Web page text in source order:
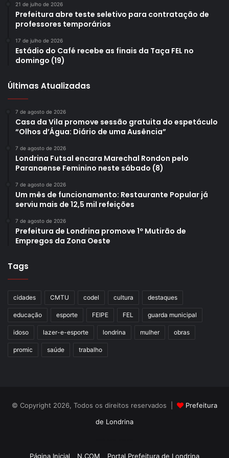
21 de julho de 2026
Prefeitura abre teste seletivo para contratação de
professores temporários
17 de julho de 2026
Estádio do Café recebe as finais da Taça FEL no
domingo (19)
Últimas Atualizadas
7 de agosto de 2026
Casa da Vila promove sessão gratuita do espetáculo
“Olhos d’Água: Diário de uma Ausência”
7 de agosto de 2026
Londrina Futsal encara Marechal Rondon pelo
Paranaense Feminino neste sábado (8)
7 de agosto de 2026
Um mês de funcionamento: Restaurante Popular já
serviu mais de 12,5 mil refeições
7 de agosto de 2026
Prefeitura de Londrina promove 1º Mutirão de
Empregos da Zona Oeste
Tags
cidades CMTU codel cultura destaques
educação esporte FEIPE FEL guarda municipal
idoso lazer-e-esporte londrina mulher obras
promic saúde trabalho
© Copyright 2026, Todos os direitos reservados |
Prefeitura
de Londrina
Página Inicial N.COM Portal Prefeitura de Londrina